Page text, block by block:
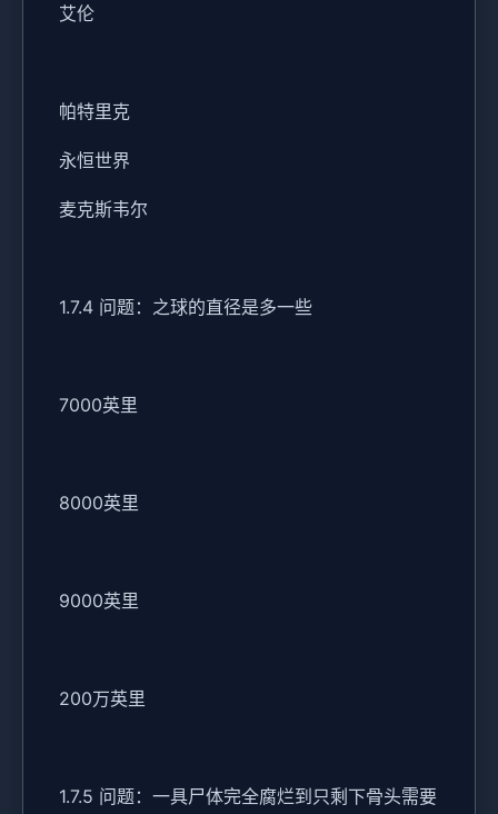
艾伦
帕特里克
永恒世界
麦克斯韦尔
1.7.4 问题：之球的直径是多一些
7000英里
8000英里
9000英里
200万英里
1.7.5 问题：一具尸体完全腐烂到只剩下骨头需要